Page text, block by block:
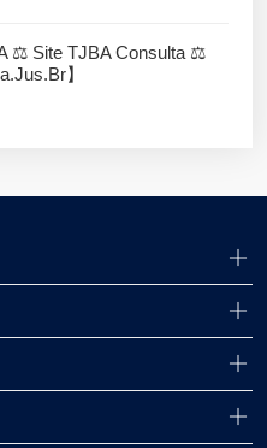
⚖️ Site TJBA Consulta ⚖️
】